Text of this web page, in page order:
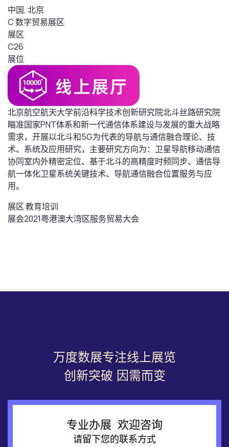
中国, 北京
C 数字贸易展区
展区
C26
展位
北京航空航天大学前沿科学技术创新研究院北斗丝路研究院
瞄准国家PNT体系和新一代通信体系建设与发展的重大战略
需求，开展以北斗和5G为代表的导航与通信融合理论、技
术、系统及应用研究，主要研究方向为：卫星导航移动通信
协同室内外精密定位、基于北斗的高精度时频同步、通信导
航一体化卫星系统关键技术、导航通信融合位置服务与应
用。
展区教育培训
展会2021粤港澳大湾区服务贸易大会
万度数展专注线上展览
创新突破 因需而变
专业办展 欢迎咨询
请留下您的联系方式